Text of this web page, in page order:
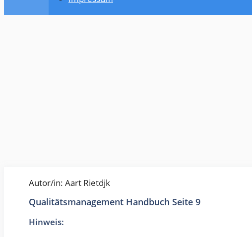
Autor/in: Aart Rietdjk
Qualitätsmanagement Handbuch Seite 9
Hinweis: